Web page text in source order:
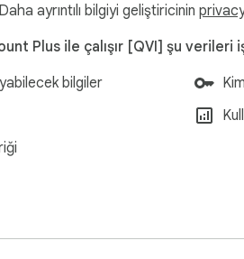
ayrıntılı bilgiyi geliştiricinin
Plus ile çalışır [QVI] şu verileri
bilgiler